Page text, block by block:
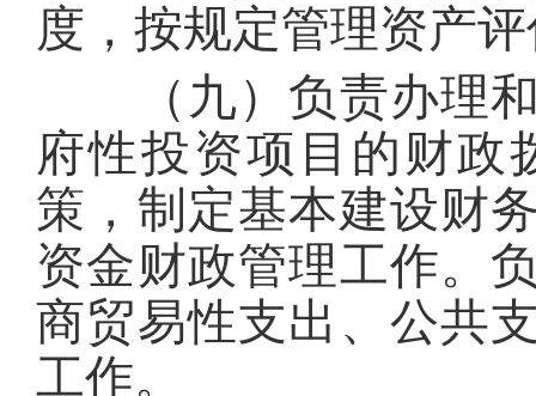
度，按规定管理资产
（九）负责办理和
府性投资项目的财政
策，制定基本建设财
资金财政管理工作。
商贸易性支出、公共
工作。